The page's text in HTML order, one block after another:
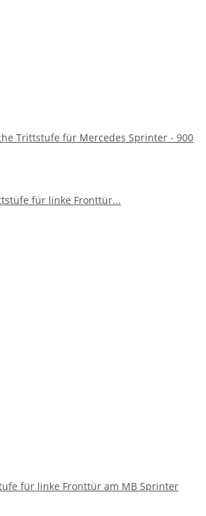
Trittstufe für Mercedes Sprinter - 900
für linke Fronttür am MB Sprinter